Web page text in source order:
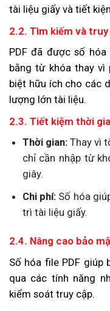
tài liệu giấy và tiết
2.2. Tìm kiếm và
PDF đã được số
bằng từ khóa thay
biệt hữu ích cho các
lượng lớn tài liệu.
2.3. Tiết kiệm thời
Thời gian:Thay vì
chỉ cần nhập từ
giây.
Chi phí: Số hóa
trì tài liệu giấy.
2.4. Nâng cao bảo
Số hóa file PDF giúp
qua các tính năng
kiểm soát truy cập.